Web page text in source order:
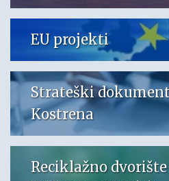
EU projekti
Strateški
Kostrena
Reciklažno